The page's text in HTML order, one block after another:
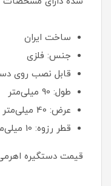
ساخت ایران
جنس: فلزی
قابل نصب روی
طول: 90 میلی‌متر
عرض: 40 میلی‌متر
قطر رزوه: 10 میلی‌متر
قیمت دستگیره